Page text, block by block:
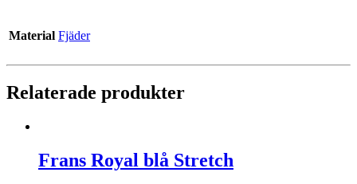
Material Fjäder
Relaterade produkter
Frans Royal blå Stretch